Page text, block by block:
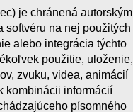
je chránená autorským
softvéru na nej použitých
alebo integrácia týchto
použitie, uloženie,
zvuku, videa, animácií
kombinácii informácií
písomného